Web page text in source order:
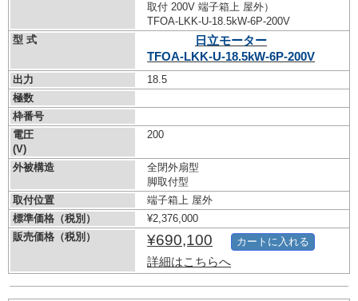
取付 200V 端子箱上 屋外）
TFOA-LKK-U-18.5kW-6P-200V
型 式
日立モーター
TFOA-LKK-U-18.5kW-6P-200V
出力
18.5
極数
枠番号
電圧
(V)
200
外被構造
全閉外扇型
脚取付型
取付位置
端子箱上 屋外
標準価格（税別）
¥2,376,000
販売価格（税別）
¥690,100
詳細はこちらへ
カートに入れる